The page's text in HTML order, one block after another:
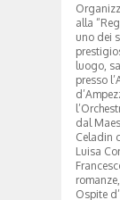
alla
uno dei
luogo,
presso
dal
Celadin
Luisa
Ospite